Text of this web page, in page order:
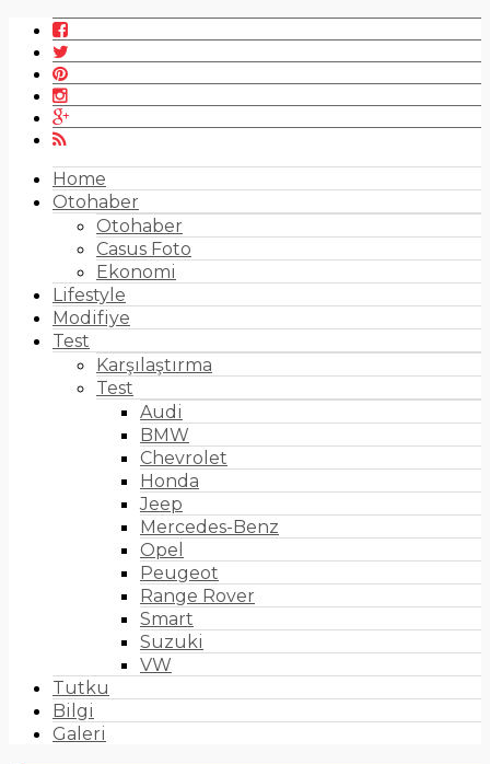
Home
Otohaber
Otohaber
Casus Foto
Ekonomi
Lifestyle
Modifiye
Test
Karşılaştırma
Test
Audi
BMW
Chevrolet
Honda
Jeep
Mercedes-Benz
Opel
Peugeot
Range Rover
Smart
Suzuki
VW
Tutku
Bilgi
Galeri